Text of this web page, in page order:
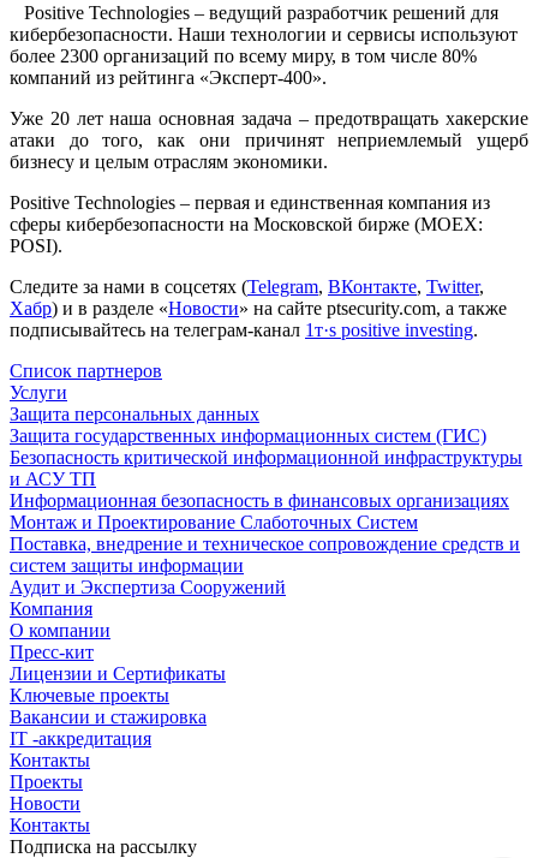
Positive Technologies – ведущий разработчик решений для
кибербезопасности. Наши технологии и сервисы используют
более 2300 организаций по всему миру, в том числе 80%
компаний из рейтинга «Эксперт-400».
Уже 20 лет наша основная задача – предотвращать хакерские
атаки до того, как они причинят неприемлемый ущерб
бизнесу и целым отраслям экономики.
Positive Technologies – первая и единственная компания из
сферы кибербезопасности на Московской бирже (МОЕХ:
POSI).
Следите за нами в соцсетях (Telegram, ВКонтакте, Twitter,
Хабр) и в разделе «Новости» на сайте ptsecurity.com, а также
подписывайтесь на телеграм-канал 1т·s positive investing.
Список партнеров
Услуги
Защита персональных данных
Защита государственных информационных систем (ГИС)
Безопасность критической информационной инфраструктуры
и АСУ ТП
Информационная безопасность в финансовых организациях
Монтаж и Проектирование Слаботочных Систем
Поставка, внедрение и техническое сопровождение средств и
систем защиты информации
Аудит и Экспертиза Сооружений
Компания
О компании
Пресс-кит
Лицензии и Сертификаты
Ключевые проекты
Вакансии и стажировка
IT -аккредитация
Контакты
Проекты
Новости
Контакты
Подписка на рассылку